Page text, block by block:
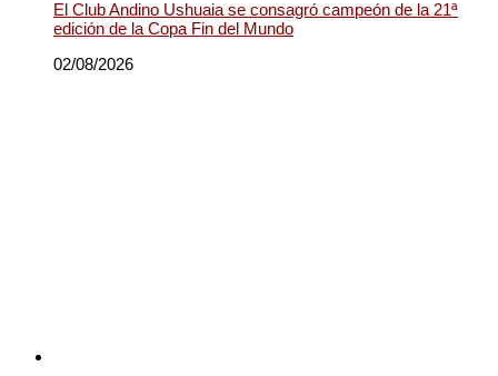
El Club Andino Ushuaia se consagró campeón de la 21ª
edición de la Copa Fin del Mundo
02/08/2026